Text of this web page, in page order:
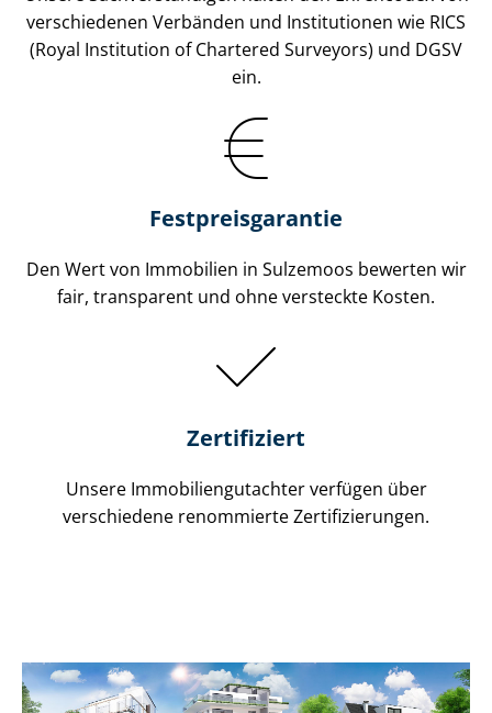
verschiedenen Verbänden und Institutionen wie RICS
(Royal Institution of Chartered Surveyors) und DGSV
ein.
Festpreis​garantie
Den Wert von Immobilien in Sulzemoos bewerten wir
fair, transparent und ohne versteckte Kosten.
Zertifiziert
Unsere Immobilien­gutachter verfügen über
verschiedene renommierte Zer­ti­fi­zie­run­gen.